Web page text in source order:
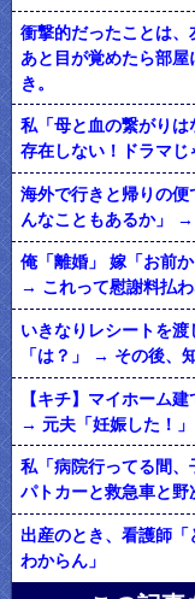
衝撃的だったことは、
あと目が覚めたら部
き。
私「母と血の繋がり
存在しない！ドラマじ
海外で行きと帰りの
んなこともあるか」
俺「離婚」 嫁「お前
→ これって慰謝料払
いきなりレシートを
「は？」 → その後、
【キチ】マイホーム
→ 元夫「妊娠した！」
私「病院行ってる間
パトカーと救急車と
出産のとき、看護師
わからん」